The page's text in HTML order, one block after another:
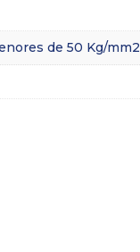
de 50 Kg/mm2